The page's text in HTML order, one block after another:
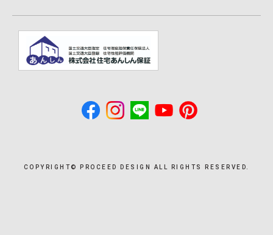
COPYRIGHT©︎ PROCEED DESIGN ALL RIGHTS RESERVED.